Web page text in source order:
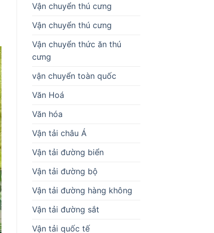
Vận chuyển thú cưng
Vận chuyển thú cưng
Vận chuyển thức ăn thú
cưng
vận chuyển toàn quốc
Văn Hoá
Văn hóa
Vận tải châu Á
Vận tải đường biển
Vận tải đường bộ
Vận tải đường hàng không
Vận tải đường sắt
Vận tải quốc tế